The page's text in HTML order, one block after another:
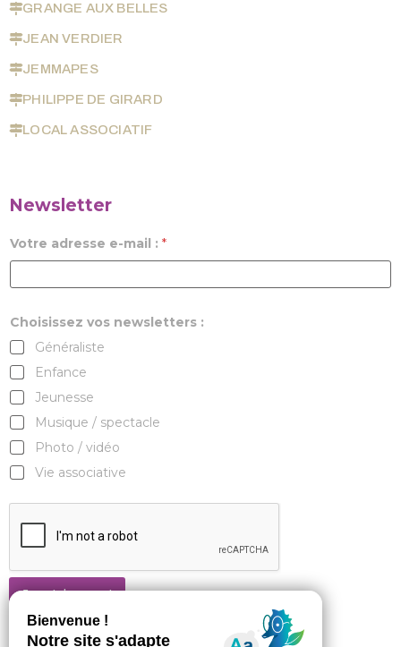
GRANGE AUX BELLES
JEAN VERDIER
JEMMAPES
PHILIPPE DE GIRARD
LOCAL ASSOCIATIF
Newsletter
Votre adresse e-mail : *
Choisissez vos newsletters :
Généraliste
Enfance
Jeunesse
Musique / spectacle
Photo / vidéo
Vie associative
Je m'abonne !